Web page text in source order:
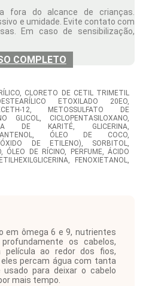
fora do alcance de crianças.
e umidade. Evite contato com
Em caso de sensibilização,
COMPLETO
CLORETO DE CETIL TRIMETIL
ETOXILADO 20EO,
12, METOSSULFATO DE
GLICOL, CICLOPENTASILOXANO,
DE KARITÉ, GLICERINA,
PANTENOL, ÓLEO DE COCO,
DE ETILENO), SORBITOL,
ÓLEO DE RÍCINO, PERFUME, ÁCIDO
FENOXIETANOL,
em ômega 6 e 9, nutrientes
os cabelos,
ao redor dos fios,
percam água com tanta
usado para deixar o cabelo
mais tempo.